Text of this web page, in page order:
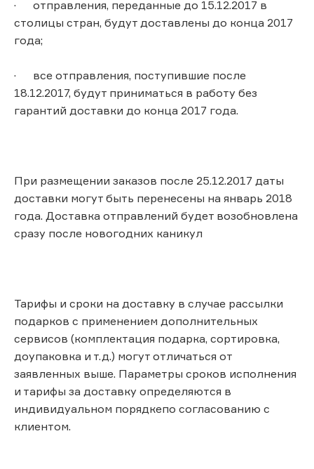
· отправления, переданные до 15.12.2017 в
столицы стран, будут доставлены до конца 2017
года;
· все отправления, поступившие после
18.12.2017, будут приниматься в работу без
гарантий доставки до конца 2017 года.
При размещении заказов после 25.12.2017 даты
доставки могут быть перенесены на январь 2018
года. Доставка отправлений будет возобновлена
сразу после новогодних каникул
Тарифы и сроки на доставку в случае рассылки
подарков с применением дополнительных
сервисов (комплектация подарка, сортировка,
доупаковка и т.д.) могут отличаться от
заявленных выше. Параметры сроков исполнения
и тарифы за доставку определяются в
индивидуальном порядкепо согласованию с
клиентом.